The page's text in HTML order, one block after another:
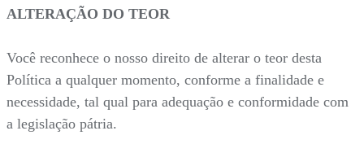
ALTERAÇÃO DO TEOR
Você reconhece o nosso direito de alterar o teor desta
Política a qualquer momento, conforme a finalidade e
necessidade, tal qual para adequação e conformidade com
a legislação pátria.